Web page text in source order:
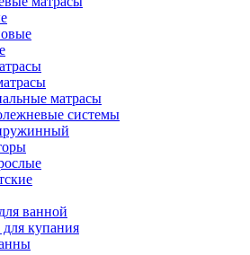
матрасы
системы
ванной
купания